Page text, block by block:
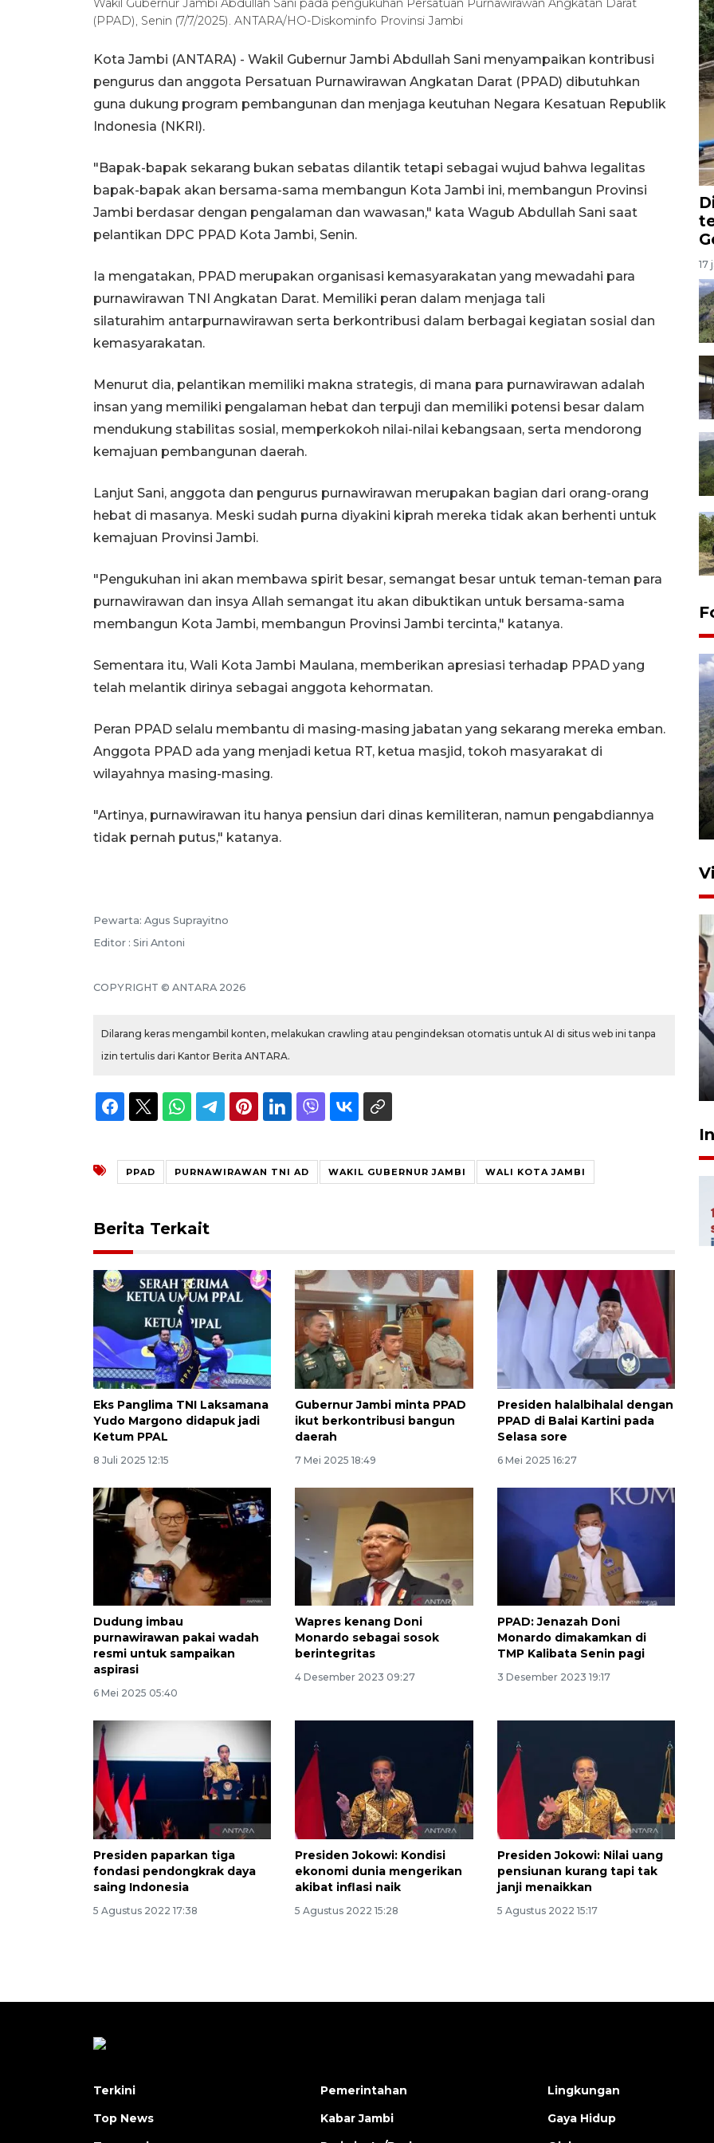
Wakil Gubernur Jambi Abdullah Sani pada pengukuhan Persatuan Purnawirawan Angkatan Darat
(PPAD), Senin (7/7/2025). ANTARA/HO-Diskominfo Provinsi Jambi
Kota Jambi (ANTARA) - Wakil Gubernur Jambi Abdullah Sani menyampaikan kontribusi
pengurus dan anggota Persatuan Purnawirawan Angkatan Darat (PPAD) dibutuhkan
guna dukung program pembangunan dan menjaga keutuhan Negara Kesatuan Republik
Indonesia (NKRI).
"Bapak-bapak sekarang bukan sebatas dilantik tetapi sebagai wujud bahwa legalitas
bapak-bapak akan bersama-sama membangun Kota Jambi ini, membangun Provinsi
Jambi berdasar dengan pengalaman dan wawasan," kata Wagub Abdullah Sani saat
pelantikan DPC PPAD Kota Jambi, Senin.
Ia mengatakan, PPAD merupakan organisasi kemasyarakatan yang mewadahi para
purnawirawan TNI Angkatan Darat. Memiliki peran dalam menjaga tali
silaturahim antarpurnawirawan serta berkontribusi dalam berbagai kegiatan sosial dan
kemasyarakatan.
Menurut dia, pelantikan memiliki makna strategis, di mana para purnawirawan adalah
insan yang memiliki pengalaman hebat dan terpuji dan memiliki potensi besar dalam
mendukung stabilitas sosial, memperkokoh nilai-nilai kebangsaan, serta mendorong
kemajuan pembangunan daerah.
Lanjut Sani, anggota dan pengurus purnawirawan merupakan bagian dari orang-orang
hebat di masanya. Meski sudah purna diyakini kiprah mereka tidak akan berhenti untuk
kemajuan Provinsi Jambi.
"Pengukuhan ini akan membawa spirit besar, semangat besar untuk teman-teman para
purnawirawan dan insya Allah semangat itu akan dibuktikan untuk bersama-sama
membangun Kota Jambi, membangun Provinsi Jambi tercinta," katanya.
Sementara itu, Wali Kota Jambi Maulana, memberikan apresiasi terhadap PPAD yang
telah melantik dirinya sebagai anggota kehormatan.
Peran PPAD selalu membantu di masing-masing jabatan yang sekarang mereka emban.
Anggota PPAD ada yang menjadi ketua RT, ketua masjid, tokoh masyarakat di
wilayahnya masing-masing.
"Artinya, purnawirawan itu hanya pensiun dari dinas kemiliteran, namun pengabdiannya
tidak pernah putus," katanya.
Pewarta: Agus Suprayitno
Editor : Siri Antoni
COPYRIGHT © ANTARA 2026
Dilarang keras mengambil konten, melakukan crawling atau pengindeksan otomatis untuk AI di situs web ini tanpa
izin tertulis dari Kantor Berita ANTARA.
PPAD PURNAWIRAWAN TNI AD WAKIL GUBERNUR JAMBI WALI KOTA JAMBI
Berita Terkait
Eks Panglima TNI Laksamana
Yudo Margono didapuk jadi
Ketum PPAL
8 Juli 2025 12:15
Gubernur Jambi minta PPAD
ikut berkontribusi bangun
daerah
7 Mei 2025 18:49
Presiden halalbihalal dengan
PPAD di Balai Kartini pada
Selasa sore
6 Mei 2025 16:27
Dudung imbau
purnawirawan pakai wadah
resmi untuk sampaikan
aspirasi
6 Mei 2025 05:40
Wapres kenang Doni
Monardo sebagai sosok
berintegritas
4 Desember 2023 09:27
PPAD: Jenazah Doni
Monardo dimakamkan di
TMP Kalibata Senin pagi
3 Desember 2023 19:17
Presiden paparkan tiga
fondasi pendongkrak daya
saing Indonesia
5 Agustus 2022 17:38
Presiden Jokowi: Kondisi
ekonomi dunia mengerikan
akibat inflasi naik
5 Agustus 2022 15:28
Presiden Jokowi: Nilai uang
pensiunan kurang tapi tak
janji menaikkan
5 Agustus 2022 15:17
17
3 Agustus 2026 10:57
pemerintah perketat
Ekonomi triwulan II-2026
tumbuh 5,29 persen
Terkini
Top News
Pemerintahan
Kabar Jambi
Lingkungan
Gaya Hidup